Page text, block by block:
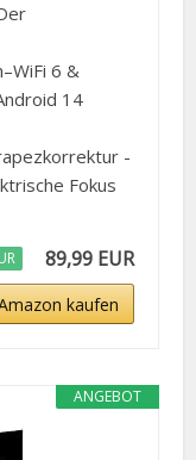
6 &
14
-
Fokus
89,99 EUR
kaufen
ANGEBOT